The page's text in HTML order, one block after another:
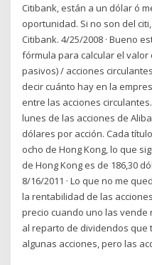
Citibank, están a un dólar ó
oportunidad. Si no son del
Citibank. 4/25/2008 · Bueno
fórmula para calcular el valor
pasivos) / acciones
decir cuánto hay en la
entre las acciones
lunes de las acciones de
dólares por acción. Cada
ocho de Hong Kong, lo que
de Hong Kong es de 186,30
8/16/2011 · Lo que no me
la rentabilidad de las
precio cuando uno las vende
al reparto de dividendos que
algunas acciones, pero las